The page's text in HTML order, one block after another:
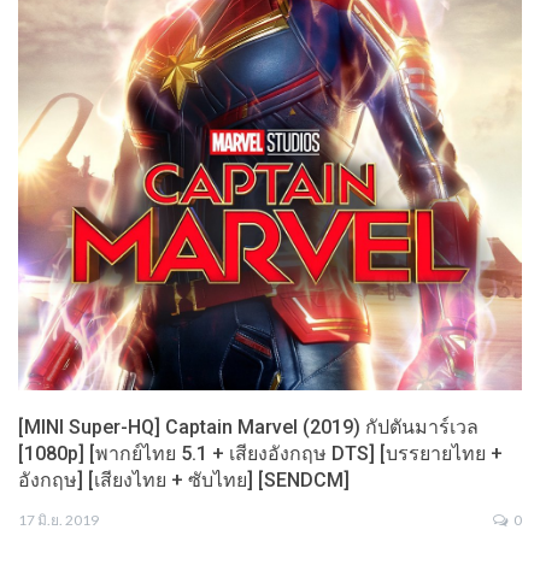
[MINI Super-HQ] Captain Marvel (2019) กัปตันมาร์เวล
[1080p] [พากย์ไทย 5.1 + เสียงอังกฤษ DTS] [บรรยายไทย +
อังกฤษ] [เสียงไทย + ซับไทย] [SENDCM]
17 มิ.ย. 2019 0